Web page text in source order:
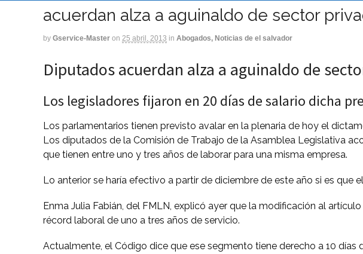
acuerdan alza a aguinaldo de sector
by Gservice-Master on 25 abril, 2013 in Abogados, Noticias de el salvador
Diputados acuerdan alza a aguinaldo de
Los legisladores fijaron en 20 días de salario dicha
Los parlamentarios tienen previsto avalar en la plenaria de hoy el
Los diputados de la Comisión de Trabajo de la Asamblea Legislativa
que tienen entre uno y tres años de laborar para una misma empresa.
Lo anterior se haría efectivo a partir de diciembre de este año si es que
Enma Julia Fabián, del FMLN, explicó ayer que la modificación al
récord laboral de uno a tres años de servicio.
Actualmente, el Código dice que ese segmento tiene derecho a 10